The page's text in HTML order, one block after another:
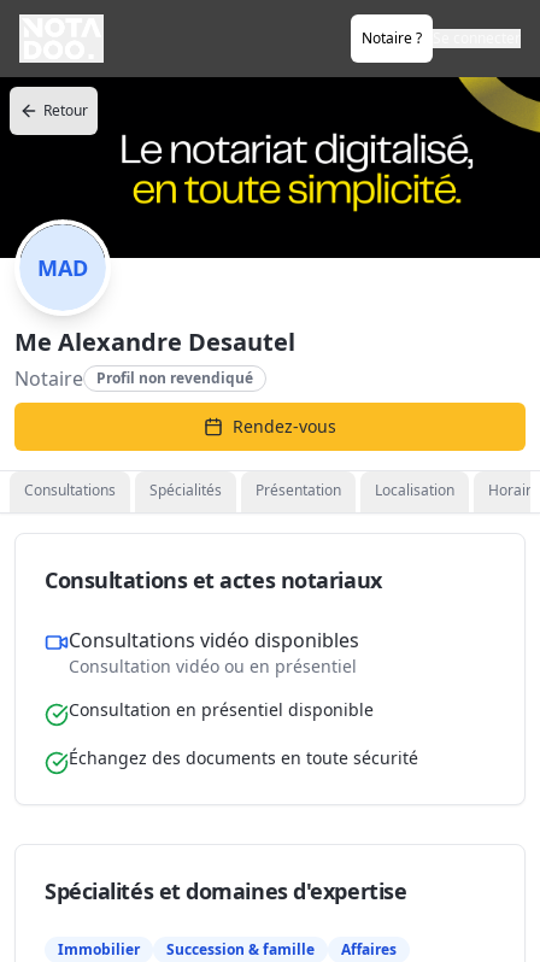
Notaire ?
Retour
MAD
Me Alexandre Desautel
Notaire Profil non revendiqué
Rendez-vous
Consultations Spécialités Présentation Localisation
Consultations et actes notariaux
Consultations vidéo disponibles
Consultation vidéo ou en présentiel
Consultation en présentiel disponible
Échangez des documents en toute sécurité
Spécialités et domaines d'expertise
Immobilier Succession & famille
Affaires